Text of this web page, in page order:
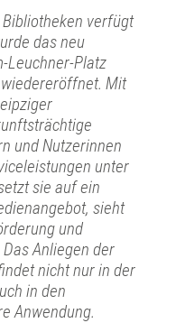
verfügt
das neu
Leuchner-Platz
Mit
und Nutzerinnen
unter
sie auf ein
sieht
und
Anliegen der
nicht nur in der
in den
Anwendung.